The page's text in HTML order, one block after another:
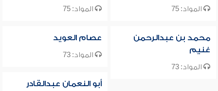
المواد: 75 المواد: 75
محمد بن عبدالرحمن
غنيم
المواد: 73
عصام العويد
المواد: 73
أبو النعمان عبدالقادر